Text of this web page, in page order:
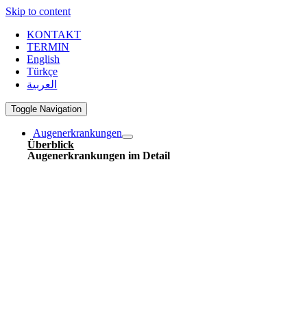
Skip to content
KONTAKT
TERMIN
English
Türkçe
العربية
Toggle Navigation
Augenerkrankungen
Überblick
Augenerkrankungen im Detail